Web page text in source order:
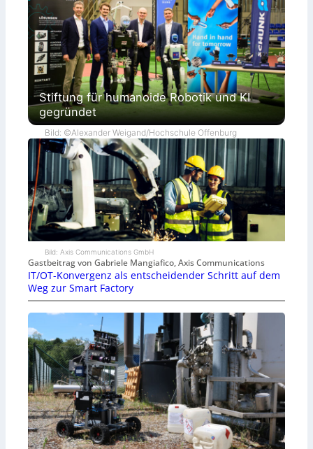
Stiftung für humanoide Robotik und KI
gegründet
Bild: ©Alexander Weigand/Hochschule Offenburg
Bild: Axis Communications GmbH
Gastbeitrag von Gabriele Mangiafico, Axis Communications
IT/OT-Konvergenz als entscheidender Schritt auf dem
Weg zur Smart Factory